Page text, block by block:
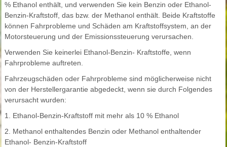
% Ethanol enthält, und verwenden Sie kein Benzin oder Ethanol-
Benzin-Kraftstoff, das bzw. der Methanol enthält. Beide Kraftstoffe
können Fahrprobleme und Schäden am Kraftstoffsystem, an der
Motorsteuerung und der Emissionssteuerung verursachen.
Verwenden Sie keinerlei Ethanol-Benzin- Kraftstoffe, wenn
Fahrprobleme auftreten.
Fahrzeugschäden oder Fahrprobleme sind möglicherweise nicht
von der Herstellergarantie abgedeckt, wenn sie durch Folgendes
verursacht wurden:
1. Ethanol-Benzin-Kraftstoff mit mehr als 10 % Ethanol
2. Methanol enthaltendes Benzin oder Methanol enthaltender
Ethanol- Benzin-Kraftstoff